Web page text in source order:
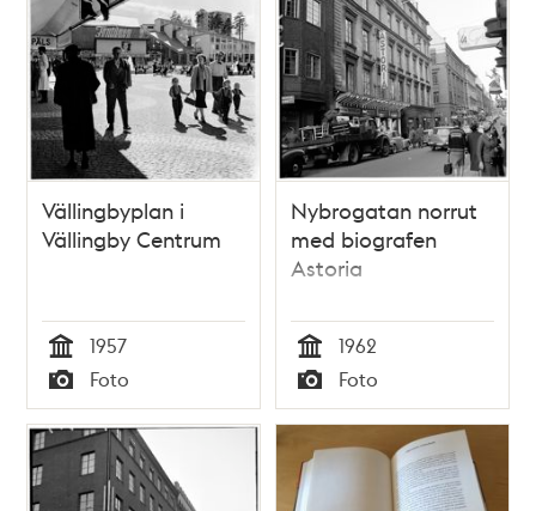
Vällingbyplan i
Vällingby Centrum
Tid
1957
Typ
Foto
Nybrogatan norrut
med biografen
Astoria
Tid
1962
Typ
Foto